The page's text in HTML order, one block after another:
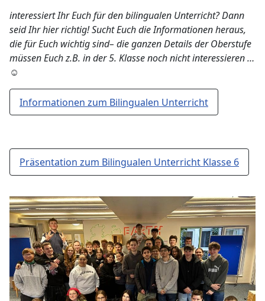
interessiert Ihr Euch für den bilingualen Unterricht? Dann
seid Ihr hier richtig! Sucht Euch die Informationen heraus,
die für Euch wichtig sind– die ganzen Details der Oberstufe
müssen Euch z.B. in der 5. Klasse noch nicht interessieren …
☺
Informationen zum Bilingualen Unterricht
Präsentation zum Bilingualen Unterricht Klasse 6